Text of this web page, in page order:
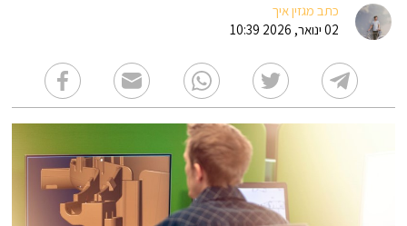
כתב מגזין איך
02 ינואר, 2026 10:39